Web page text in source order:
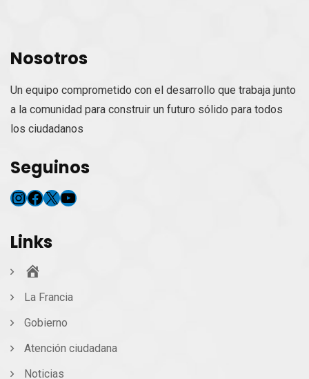
Nosotros
Un equipo comprometido con el desarrollo que trabaja junto
a la comunidad para construir un futuro sólido para todos
los ciudadanos
Seguinos
Instagram
Facebook
X YouTube
Links
La Francia
Gobierno
Atención ciudadana
Noticias